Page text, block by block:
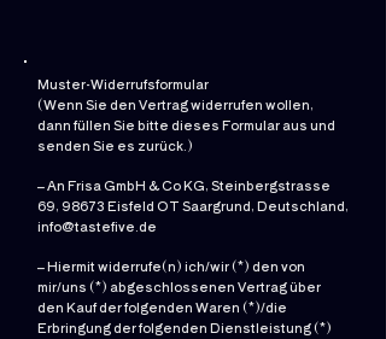
Muster-Widerrufsformular
(Wenn Sie den Vertrag widerrufen wollen,
dann füllen Sie bitte dieses Formular aus und
senden Sie es zurück.)
– An Frisa GmbH & Co KG, Steinbergstrasse
69, 98673 Eisfeld OT Saargrund, Deutschland,
info@tastefive.de
– Hiermit widerrufe(n) ich/wir (*) den von
mir/uns (*) abgeschlossenen Vertrag über
den Kauf der folgenden Waren (*)/die
Erbringung der folgenden Dienstleistung (*)